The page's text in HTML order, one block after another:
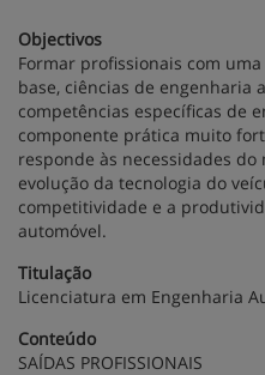
Objectivos
Formar profissionais com
base, ciências de engenharia
competências específicas de
componente prática muito
responde às necessidades
evolução da tecnologia do
competitividade e a
automóvel.
Titulação
Licenciatura em Engenharia
Conteúdo
SAÍDAS PROFISSIONAIS